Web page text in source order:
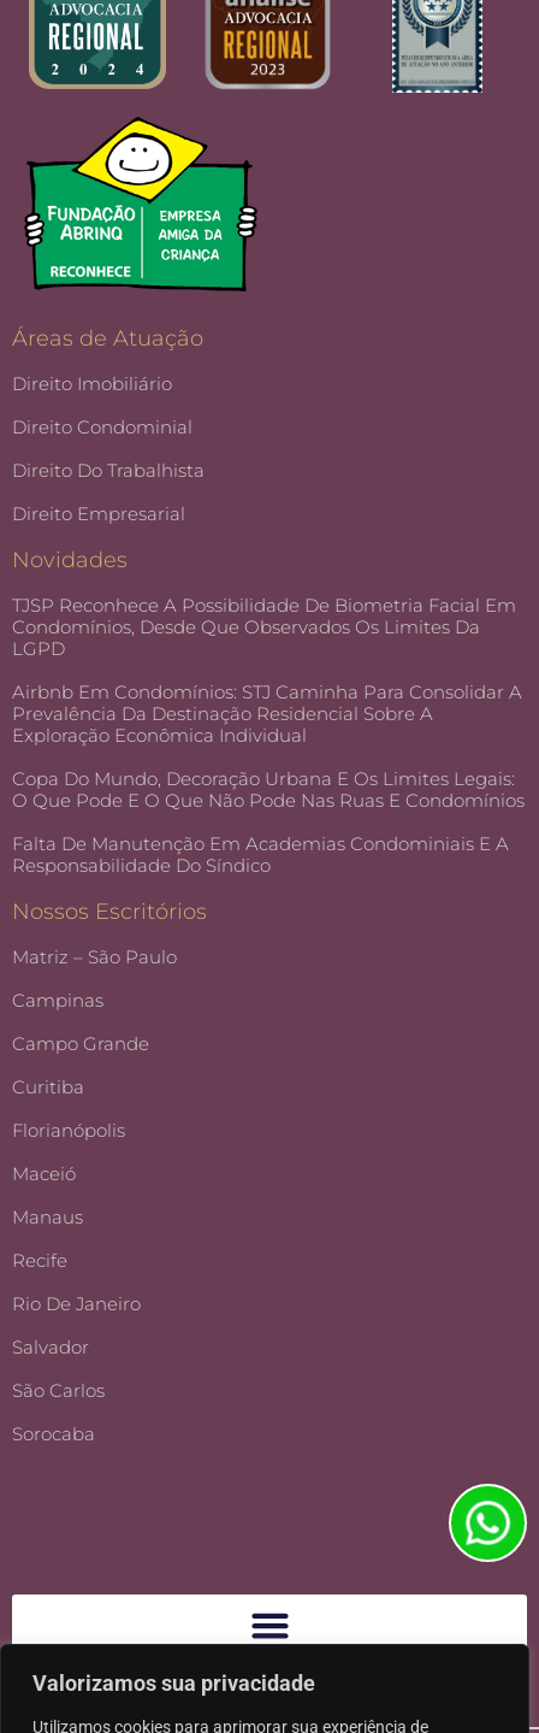
Valorizamos sua privacidade
Utilizamos cookies para aprimorar sua experiência de
Áreas de Atuação
Direito Imobiliário
Direito Condominial
Direito Do Trabalhista
Direito Empresarial
Novidades
TJSP Reconhece A Possibilidade De Biometria Facial Em
Condomínios, Desde Que Observados Os Limites Da
LGPD
Airbnb Em Condomínios: STJ Caminha Para Consolidar A
Prevalência Da Destinação Residencial Sobre A
Exploração Econômica Individual
Copa Do Mundo, Decoração Urbana E Os Limites Legais:
O Que Pode E O Que Não Pode Nas Ruas E Condomínios
Falta De Manutenção Em Academias Condominiais E A
Responsabilidade Do Síndico
Nossos Escritórios
Matriz – São Paulo
Campinas
Campo Grande
Curitiba
Florianópolis
Maceió
Manaus
Recife
Rio De Janeiro
Salvador
São Carlos
Sorocaba